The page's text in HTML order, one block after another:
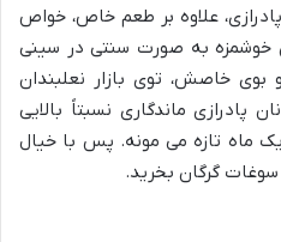
علاوه بر طعم خاص، خواص
خوشمزه به صورت سنتی در سینی
خاصش، توی بازار نعلبندان
ماندگاری نسبتاً بالایی
ماه تازه می مونه. پس با خیال
گرگان بخرید.